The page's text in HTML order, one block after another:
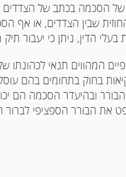
של הסכמה בכתב של
שבין הצדדים, או אף
הדין, ניתן כי יעבור
המהווים תנאי
בחוק בתחומים בהם
הבורר ובהיעדר הסכמה הם
את הבורר הספציפי לברור